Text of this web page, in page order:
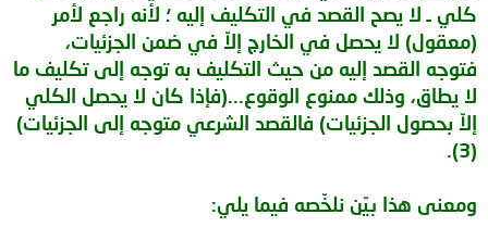
كلي ـ لا يصح القصد في التكليف إليه ؛ لأنه راجع لأمر
(معقول) لا يحصل في الخارج إلاّ في ضمن الجزئيات،
فتوجه القصد إليه من حيث التكليف به توجه إلى تكليف ما
لا يطاق، وذلك ممنوع الوقوع...(فإذا كان لا يحصل الكلي
إلاّ بحصول الجزئيات) فالقصد الشرعي متوجه إلى الجزئيات)
(3).
ومعنى هذا بيّن نلخّصه فيما يلي: